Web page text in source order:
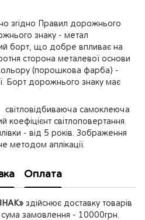
згідно Правил дорожнього
знаку - метал
борт, що добре впливає на
сторона металевої основи
(порошкова фарба) -
Борт дорожнього знаку має
самоклеюча
світлоповертання.
- від 5 років. Зображення
методом аплікації.
Оплата
здійснює доставку товарів
сума замовлення - 10000грн.